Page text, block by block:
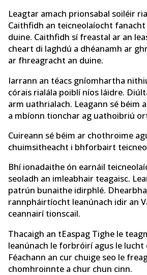
Leagtar amach prionsabal soiléir
Caithfidh an teicneolaíocht
duine. Caithfidh sí freastal ar an
cheart di laghdú a dhéanamh ar
ar fhreagracht an duine.
Iarrann an téacs gníomhartha
córais rialála poiblí níos láidre.
arm uathrialach. Leagann sé béim
a mbíonn tionchar ag uathoibriú
Cuireann sé béim ar chothroime
chuimsitheacht i bhforbairt
Bhí ionadaithe ón earnáil
seoladh an imleabhair teagaisc.
patrún bunaithe idirphlé.
rannpháirtíocht leanúnach idir an
ceannairí tionscail.
Thacaigh an tEaspag Tighe le
leanúnach le forbróirí agus le
Féachann an cur chuige seo le
chomhroinnte a chur chun cinn.